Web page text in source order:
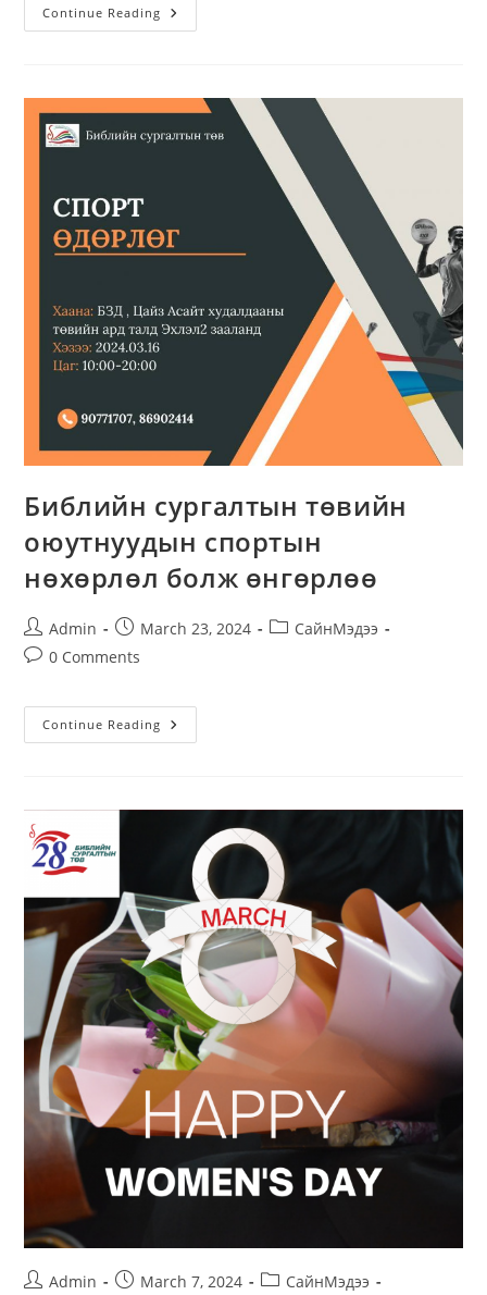
Continue Reading Мөргөлийн
Заалны
Байна
Библийн сургалтын төвийн
оюутнуудын спортын
нөхөрлөл болж өнгөрлөө
Post
author:
Admin
Post
published:
March 23, 2024
PostСайнМэдээ
Post0 Comments
Continue Reading Библийн
Сургалтын
Болж
Өнгөрлөө
PostAdmin
PostMarch 7, 2024
PostСайнМэдээ